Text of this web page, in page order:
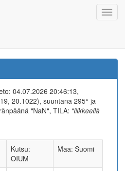
04.07.2026 20:46:13,
20.1022), suuntana 295° ja
"NaN", TILA: "liikkeellä
Kutsu:
OIUM
Maa: Suomi